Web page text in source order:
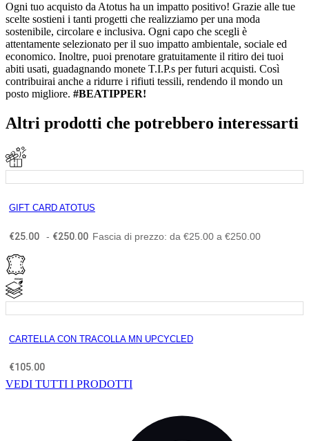
Ogni tuo acquisto da Atotus ha un impatto positivo! Grazie alle tue
scelte sostieni i tanti progetti che realizziamo per una moda
sostenibile, circolare e inclusiva. Ogni capo che scegli è
attentamente selezionato per il suo impatto ambientale, sociale ed
economico. Inoltre, puoi prenotare gratuitamente il ritiro dei tuoi
abiti usati, guadagnando monete T.I.P.s per futuri acquisti. Così
contribuirai anche a ridurre i rifiuti tessili, rendendo il mondo un
posto migliore. #BEATIPPER!
Altri prodotti che potrebbero interessarti
GIFT CARD ATOTUS
€25.00 - €250.00 Fascia di prezzo: da €25.00 a €250.00
CARTELLA CON TRACOLLA MN UPCYCLED
€105.00
VEDI TUTTI I PRODOTTI